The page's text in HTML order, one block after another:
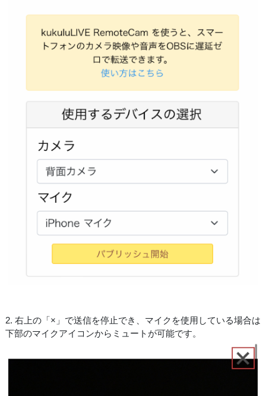
2. 右上の「×」で送信を停止でき、マイクを使用している場合は
下部のマイクアイコンからミュートが可能です。